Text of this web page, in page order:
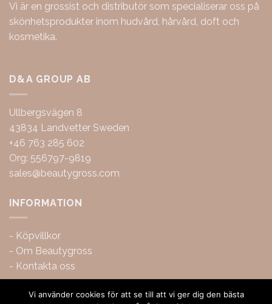
Vi är en grossist och distributör som specialiserar oss på
skönhetsprodukter inom hudvård, hårvård, doft och
kosmetika.
D&A GROUP AB
Ullbergsvägen 8
43834 Landvetter Sweden
+46 763 285 602
Org: 556797-9819
sales@beautygross.com
INFORMATION
- Köpvillkor
- Om Beautygross
- Kontakta oss
Vi använder cookies för att se till att vi ger dig den bästa